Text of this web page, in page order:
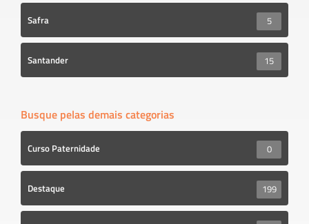
Safra 5
Santander 15
Busque pelas demais categorias
Curso Paternidade 0
Destaque 199